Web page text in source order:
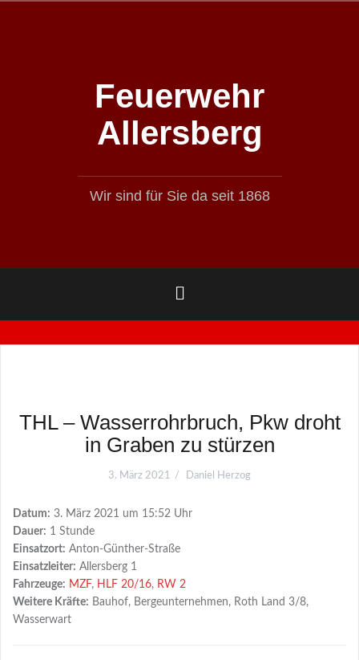
Feuerwehr
Allersberg
Wir sind für Sie da seit 1868
THL – Wasserrohrbruch, Pkw droht
in Graben zu stürzen
3. März 2021 Daniel Herzog
Datum: 3. März 2021 um 15:52 Uhr
Dauer: 1 Stunde
Einsatzort: Anton-Günther-Straße
Einsatzleiter: Allersberg 1
Fahrzeuge: MZF, HLF 20/16, RW 2
Weitere Kräfte: Bauhof, Bergeunternehmen, Roth Land 3/8,
Wasserwart